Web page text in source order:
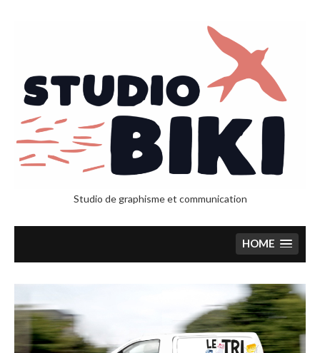
Studio de graphisme et communication
HOME